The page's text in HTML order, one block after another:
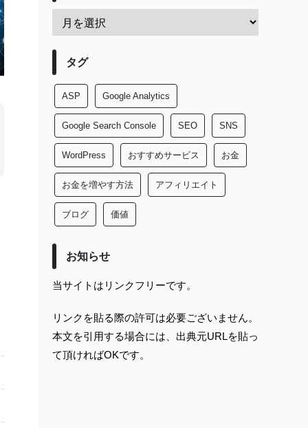
タグ
ASP Google Analytics
Google Search Console SEO SNS
WordPress おすすめサービス お金
お金を増やす方法 アフィリエイト
ブログ 価値
お知らせ
当サイトはリンクフリーです。
リンクを貼る際の許可は必要ございません。
本文を引用する場合には、出典元URLを貼っ
て頂ければOKです。